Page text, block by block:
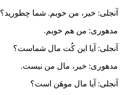
آنجلی: خیر، من خوبم. شما چطورید؟
مدهوری: من هم خوبم.
آنجلی: آیا این کُت مال شماست؟
مدهوری: خیر، مال من نیست.
آنجلی: آیا مال موهَن است؟